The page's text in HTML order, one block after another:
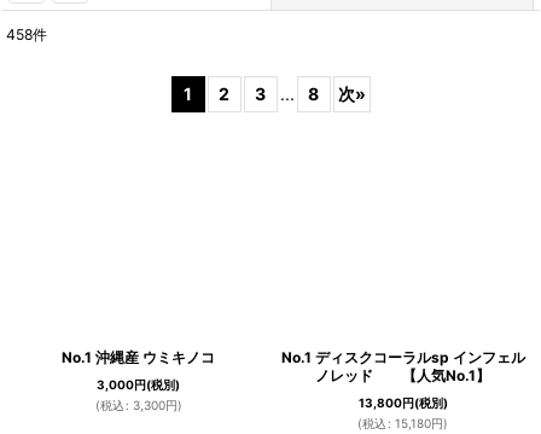
458件
1 2 3 ... 8 次»
No.1 沖縄産 ウミキノコ
3,000円(税別)
(税込 : 3,300円)
No.1 ディスクコーラルsp インフェル
ノレッド 【人気No.1】
13,800円(税別)
(税込 : 15,180円)